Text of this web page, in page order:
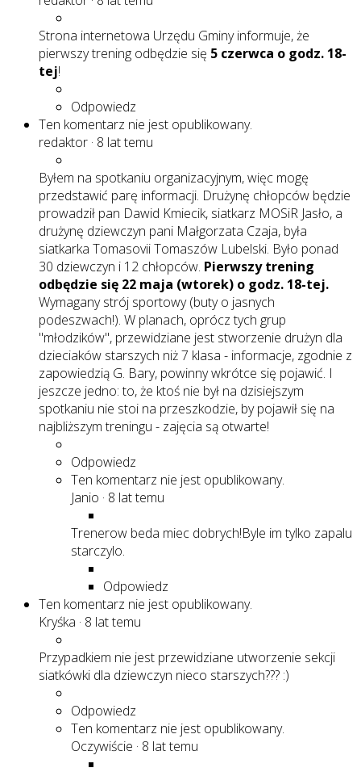
Strona internetowa Urzędu Gminy informuje, że
pierwszy trening odbędzie się 5 czerwca o godz. 18-
tej!
Odpowiedz
Ten komentarz nie jest opublikowany.
redaktor · 8 lat temu
Byłem na spotkaniu organizacyjnym, więc mogę
przedstawić parę informacji. Drużynę chłopców będzie
prowadził pan Dawid Kmiecik, siatkarz MOSiR Jasło, a
drużynę dziewczyn pani Małgorzata Czaja, była
siatkarka Tomasovii Tomaszów Lubelski. Było ponad
30 dziewczyn i 12 chłopców. Pierwszy trening
odbędzie się 22 maja (wtorek) o godz. 18-tej.
Wymagany strój sportowy (buty o jasnych
podeszwach!). W planach, oprócz tych grup
"młodzików", przewidziane jest stworzenie drużyn dla
dzieciaków starszych niż 7 klasa - informacje, zgodnie z
zapowiedzią G. Bary, powinny wkrótce się pojawić. I
jeszcze jedno: to, że ktoś nie był na dzisiejszym
spotkaniu nie stoi na przeszkodzie, by pojawił się na
najbliższym treningu - zajęcia są otwarte!
Odpowiedz
Ten komentarz nie jest opublikowany.
Janio · 8 lat temu
Trenerow beda miec dobrych!Byle im tylko zapalu
starczylo.
Odpowiedz
Ten komentarz nie jest opublikowany.
Kryśka · 8 lat temu
Przypadkiem nie jest przewidziane utworzenie sekcji
siatkówki dla dziewczyn nieco starszych??? :)
Odpowiedz
Ten komentarz nie jest opublikowany.
Oczywiście · 8 lat temu